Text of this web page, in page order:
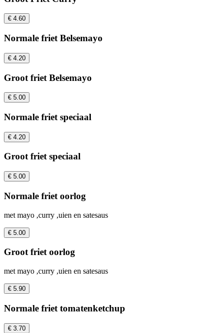
€ 4.60
Normale friet Belsemayo
€ 4.20
Groot friet Belsemayo
€ 5.00
Normale friet speciaal
€ 4.20
Groot friet speciaal
€ 5.00
Normale friet oorlog
met mayo ,curry ,uien en satesaus
€ 5.00
Groot friet oorlog
met mayo ,curry ,uien en satesaus
€ 5.90
Normale friet tomatenketchup
€ 3.70